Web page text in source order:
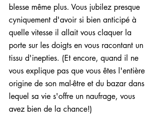
blesse même plus. Vous jubilez presque
cyniquement d'avoir si bien anticipé à
quelle vitesse il allait vous claquer la
porte sur les doigts en vous racontant un
tissu d'inepties. (Et encore, quand il ne
vous explique pas que vous êtes l'entière
origine de son mal-être et du bazar dans
lequel sa vie s'offre un naufrage, vous
avez bien de la chance!)